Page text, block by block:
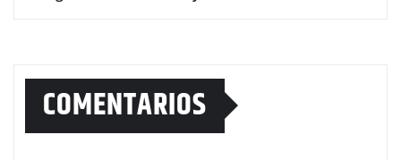
COMENTARIOS